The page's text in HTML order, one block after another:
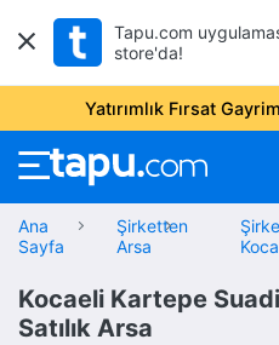
Tapu.com
store'da!
Yatırımlık Fırsat
Ana
Sayfa
Şirketten
Arsa
Kocaeli Kartepe
Satılık Arsa